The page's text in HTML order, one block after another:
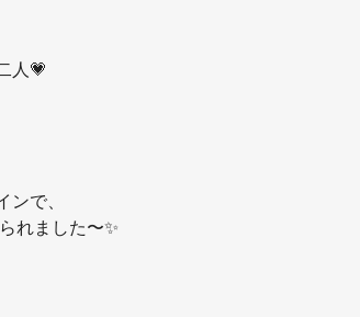
人💗
ンで、
れました〜✨